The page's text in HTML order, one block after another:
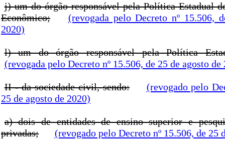
j) um do órgão responsável pela Política Estadual
Econômico;
(revogada pelo Decreto nº 15.506,
2020)
l) um do órgão responsável pela Política
(revogada pelo Decreto nº 15.506, de 25 de agosto de
II - da sociedade civil, sendo:
(revogado pelo
25 de agosto de 2020)
a) dois de entidades de ensino superior e
privadas;
(revogado pelo Decreto nº 15.506, de 25